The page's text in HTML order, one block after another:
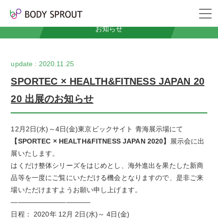
お知らせ
2020.11.25
SPORTEC × HEALTH&FITNESS JAPAN 20
20 出展のお知らせ
12月2日(水)～4日(金)東京ビックサイト 青海展示場にて
【SPORTEC × HEALTH&FITNESS JAPAN 2020】
展示会に出
展いたします。
はくだけ整体シリーズをはじめとし、海外進出を果たした新商
品等を一度にご覧にいただける機会となりますので、是非ご来
場いただけますようお願い申し上げます。
———————————–
日程： 2020年 12月 2日(水)～ 4日(金)